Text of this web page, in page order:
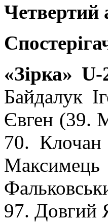
Четвертий
«Зірка» U-
Байдалук
Євген (39.
70.
97. Довгий